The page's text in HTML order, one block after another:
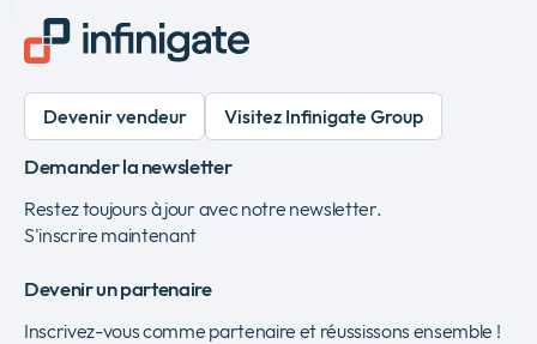
Devenir vendeur Visitez Infinigate Group
Demander la newsletter
Restez toujours à jour avec notre newsletter.
S'inscrire maintenant
Devenir un partenaire
Inscrivez-vous comme partenaire et réussissons ensemble !